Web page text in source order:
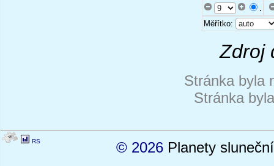
.
Měřítko:
Zdroj
Stránka byla
Stránka
RS © 2026 Planety